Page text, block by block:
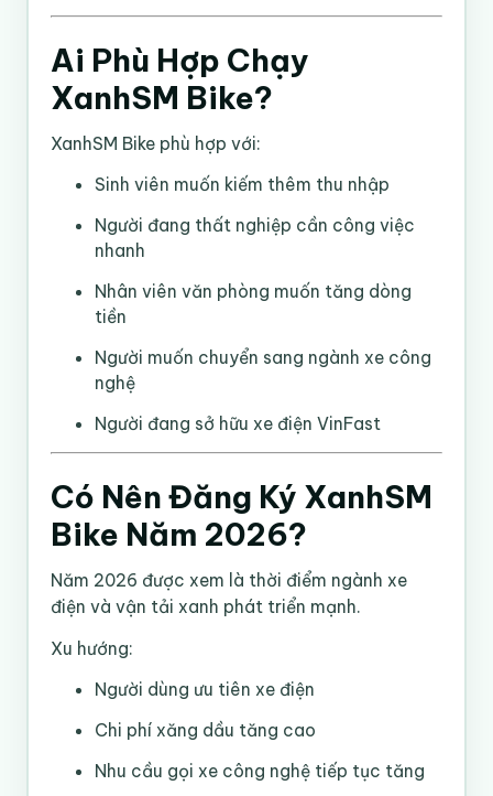
Ai Phù Hợp Chạy
XanhSM Bike?
XanhSM Bike phù hợp với:
Sinh viên muốn kiếm thêm thu nhập
Người đang thất nghiệp cần công việc
nhanh
Nhân viên văn phòng muốn tăng dòng
tiền
Người muốn chuyển sang ngành xe công
nghệ
Người đang sở hữu xe điện VinFast
Có Nên Đăng Ký XanhSM
Bike Năm 2026?
Năm 2026 được xem là thời điểm ngành xe
điện và vận tải xanh phát triển mạnh.
Xu hướng:
Người dùng ưu tiên xe điện
Chi phí xăng dầu tăng cao
Nhu cầu gọi xe công nghệ tiếp tục tăng